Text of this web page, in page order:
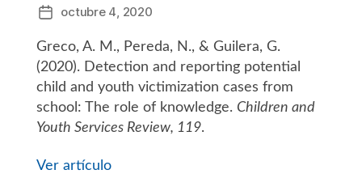
Fecha
la
entrada
octubre 4, 2020
Greco, A. M., Pereda, N., & Guilera, G.
(2020). Detection and reporting potential
child and youth victimization cases from
school: The role of knowledge. Children and
Youth Services Review, 119.
Ver artículo